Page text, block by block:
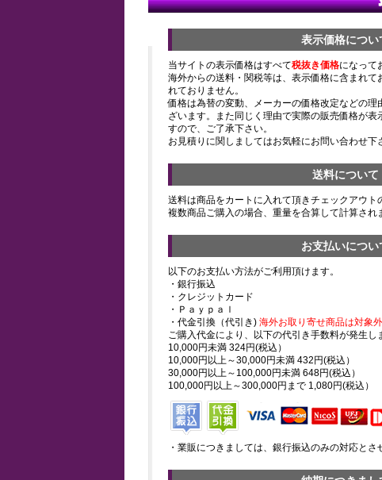
表示価格につい
当サイトの表示価格はすべて税抜き価格になって
海外からの送料・関税等は、表示価格に含まれて
れておりません。
価格は為替の変動、メーカーの価格改定などの理
ざいます。また同じく理由で実際の販売価格が表
すので、ご了承下さい。
お見積りに関しましてはお気軽にお問い合わせ下
送料について
送料は商品をカートに入れて頂きチェックアウト
複数商品ご購入の場合、重量を合算して計算され
お支払いについ
以下のお支払い方法がご利用頂けます。
・銀行振込
・クレジットカード
・Ｐａｙｐａｌ
・代金引換（代引き) 海外お取り寄せ商品は対象外
ご購入代金により、以下の代引き手数料が発生し
10,000円未満 324円(税込）
10,000円以上～30,000円未満 432円(税込）
30,000円以上～100,000円未満 648円(税込）
100,000円以上～300,000円まで 1,080円(税込）
・業販につきましては、銀行振込のみの対応とさ